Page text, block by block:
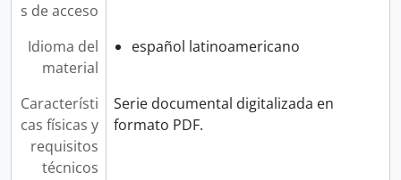
s de acceso
Idioma del
material
español latinoamericano
Característi
cas físicas y
requisitos
técnicos
Serie documental digitalizada en
formato PDF.